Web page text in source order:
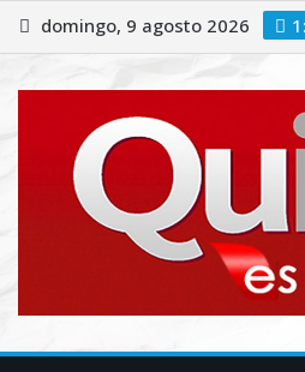
Saltar
al
domingo, 9 agosto 2026